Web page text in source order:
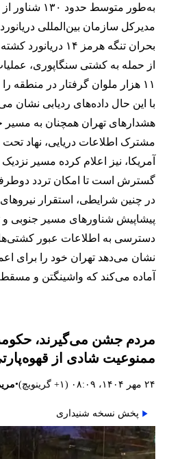
به‌طور متوسط حدود ۱۳۰ شناور از این مسیر عبور می‌کرد.
مدیرکل سازمان بین‌المللی
بحران تنگه هرمز ۱۴
۱۱ هزار ملوان گرفتار در منطقه را موقتا به حالت تعلیق درآورد.
با این حال داده‌های ردیابی نشان
هشدارهای تهران همچنان به مسیر
مشترک اطلاعات دریایی، نهاد
آمریکا، نیز اعلام کرده مسیر
گسترش است تا امکان تردد
در چنین شرایطی، استقرار
پیشاپیش شناورهای مسیر جنوبی و
دسترسی به اطلاعات عبور کشتی‌ها
نشان می‌دهد تهران خود را برای
آماده می‌کند که واشینگتن و
مردم جشن می‌گیرند،
ممنوعیت شادی از
۲۴ مهر ۱۴۰۴، ۰۸:۰۹ (‎+۱ گرینویچ) •
پخش نسخه شنیداری